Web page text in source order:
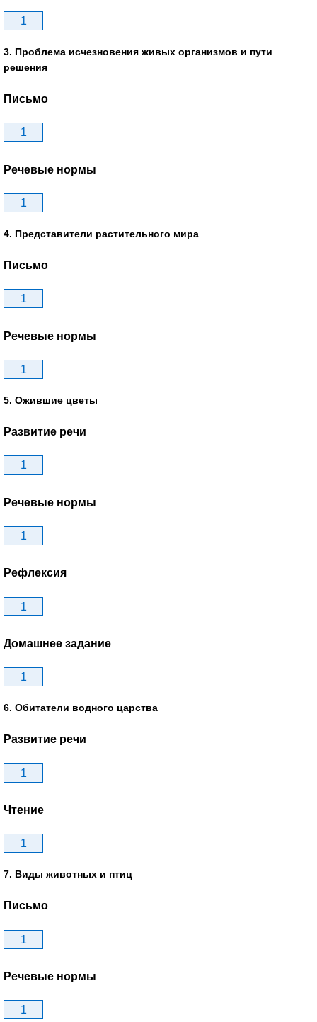
1
3. Проблема исчезновения живых организмов и пути
решения
Письмо
1
Речевые нормы
1
4. Представители растительного мира
Письмо
1
Речевые нормы
1
5. Ожившие цветы
Развитие речи
1
Речевые нормы
1
Рефлексия
1
Домашнее задание
1
6. Обитатели водного царства
Развитие речи
1
Чтение
1
7. Виды животных и птиц
Письмо
1
Речевые нормы
1